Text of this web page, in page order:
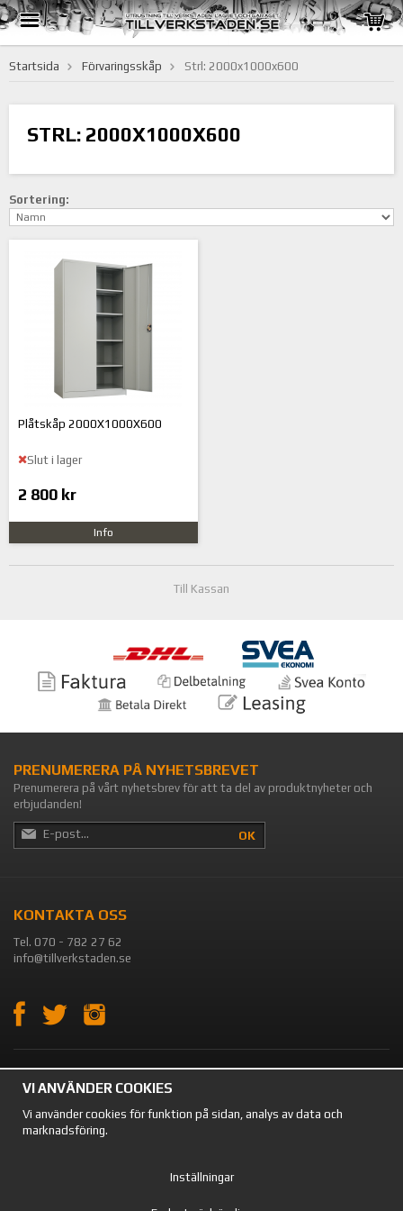
Startsida Förvaringsskåp Strl: 2000x1000x600
STRL: 2000X1000X600
Sortering:
Plåtskåp 2000X1000X600
Slut i lager
2 800 kr
Info
Till Kassan
PRENUMERERA PÅ NYHETSBREVET
Prenumerera på vårt nyhetsbrev för att ta del av produktnyheter och
erbjudanden!
OK
KONTAKTA OSS
Tel. 070 - 782 27 62
info@tillverkstaden.se
OM OSS
TILLVERKSTADEN.SE Säljer förvaring och utrustning till verkstaden,
lagret och garaget. På vår sida kan du hitta en mängd olika produkter.
VI ANVÄNDER COOKIES
Vi använder cookies för funktion på sidan, analys av data och
marknadsföring.
Inställningar